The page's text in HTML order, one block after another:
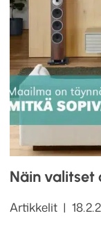
Näin valitset
Kategoriat
Artikkelit